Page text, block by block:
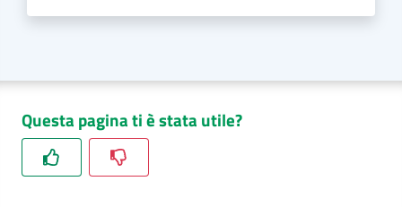
Questa pagina ti è stata utile?